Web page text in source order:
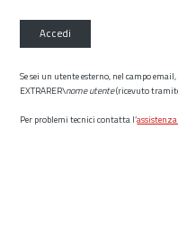
Accedi
Se sei un utente esterno, nel campo
EXTRARER\nome utente(ricevuto
Per problemi tecnici contatta l’